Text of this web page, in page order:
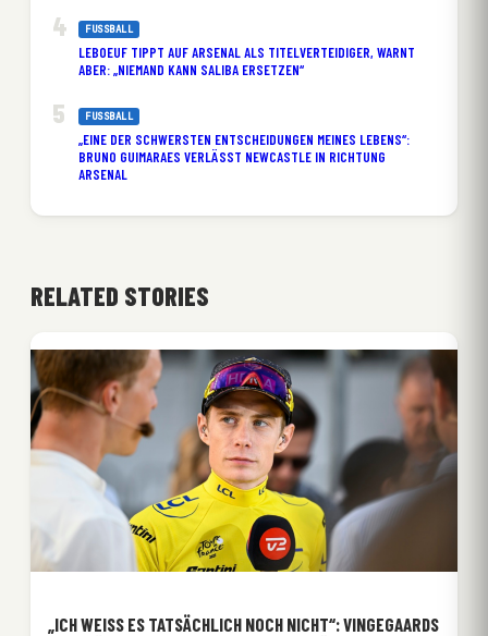
FUSSBALL
LEBOEUF TIPPT AUF ARSENAL ALS TITELVERTEIDIGER, WARNT
ABER: „NIEMAND KANN SALIBA ERSETZEN“
FUSSBALL
„EINE DER SCHWERSTEN ENTSCHEIDUNGEN MEINES LEBENS“:
BRUNO GUIMARAES VERLÄSST NEWCASTLE IN RICHTUNG
ARSENAL
RELATED STORIES
„ICH WEISS ES TATSÄCHLICH NOCH NICHT“: VINGEGAARDS 2